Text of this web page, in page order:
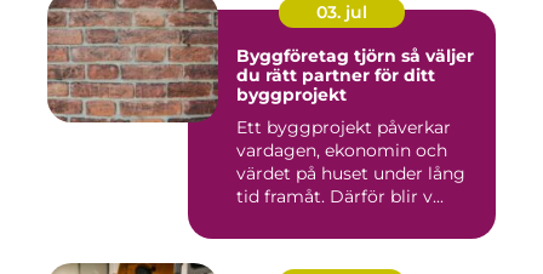
03. jul
Byggföretag tjörn så väljer
du rätt partner för ditt
byggprojekt
Ett byggprojekt påverkar
vardagen, ekonomin och
värdet på huset under lång
tid framåt. Därför blir v...